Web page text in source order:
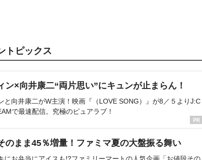
トピックス
ン×向井康二“両片思い”にキュンが止まらん！
と向井康二がW主演！映画『（LOVE SONG）』が8／５よりJ:C
で最速配信。究極のピュアラブ！
のまま45％増量！ファミマ夏の大盤振る舞い